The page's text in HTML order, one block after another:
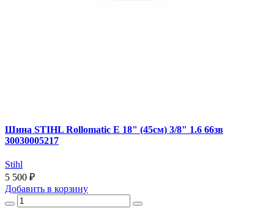
Шина STIHL Rollomatic E 18" (45см) 3/8" 1.6 66зв
30030005217
Stihl
5 500 ₽
Добавить в корзину